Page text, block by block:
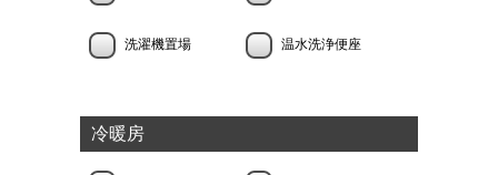
洗濯機置場 温水洗浄便座
冷暖房